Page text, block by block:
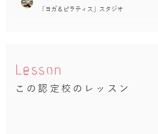
「ヨガ＆ピラティス」スタジオ
Lesson
この認定校のレッスン